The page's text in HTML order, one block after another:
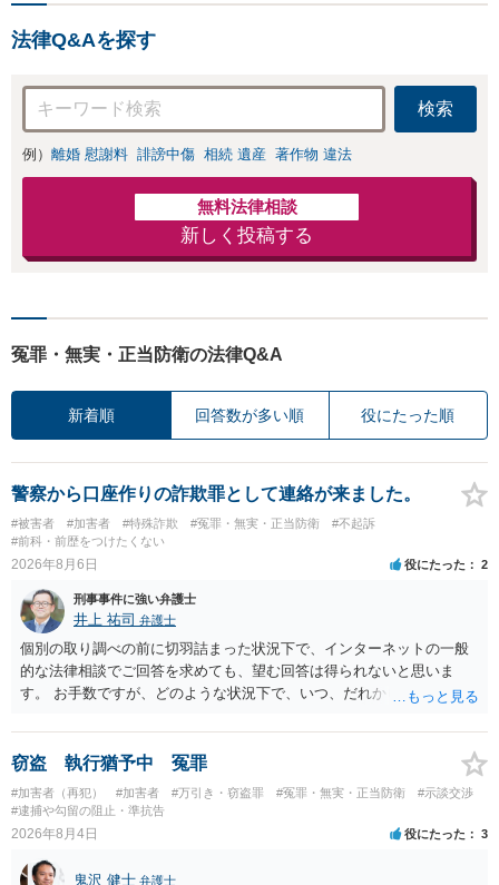
法律Q&Aを探す
検索
例） 離婚 慰謝料 誹謗中傷 相続 遺産 著作物 違法
無料法律相談
新しく投稿する
冤罪・無実・正当防衛の法律Q&A
新着順 回答数が多い順 役にたった順
警察から口座作りの詐欺罪として連絡が来ました。
#被害者 #加害者 #特殊詐欺 #冤罪・無実・正当防衛
#不起訴
#前科・前歴をつけたくない
2026年8月6日 役にたった 2
刑事事件に強い弁護士
井上 祐司 弁護士
個別の取り調べの前に切羽詰まった状況下で、インターネットの一般
的な法律相談でご回答を求めても、望む回答は得られないと思いま
す。 お手数ですが、どのような状況下で、いつ、だれからどのような
の程度だと聞いているのかということについて、お近くで詳細な法律
相談を受けられたうえで対処方法を探された方がよいと思われます。
一般論でいえば、任意取り調べの場合、ＩＣレコーダーを持参して取
り調べ内容を録音することは必須だと考えます。
窃盗 執行猶予中 冤罪
#加害者（再犯） #加害者 #万引き・窃盗罪 #冤罪・無実・正当防衛
#示談交渉
#逮捕や勾留の阻止・準抗告
2026年8月4日 役にたった 3
鬼沢 健士 弁護士